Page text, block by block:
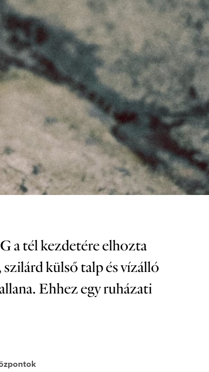
a tél kezdetére elhozta
külső talp és vízálló
Ehhez egy ruházati